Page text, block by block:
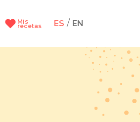
ES / EN
Mis
recetas